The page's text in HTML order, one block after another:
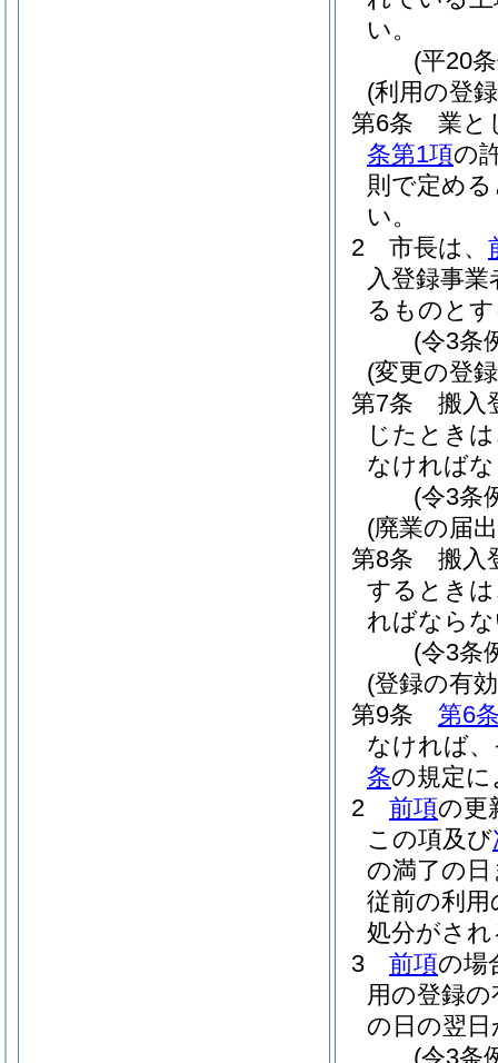
い。
(平20
(利用の登
第6条
業と
条第1項の
則で定め
い。
2
市長は、
入登録事
るものと
(令3条
(変更の登
第7条
搬入
じたとき
なければ
(令3条
(廃業の届
第8条
搬入
するとき
ればなら
(令3条
(登録の有
第9条
第6
なければ
条の規定
2
前項の更
この項及び
の満了の
従前の利
処分がさ
3
前項の場
用の登録
の日の翌
(令3条